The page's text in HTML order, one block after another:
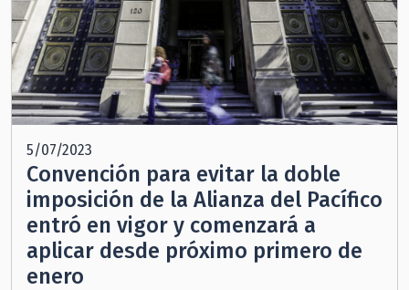
5/07/2023
Convención para evitar la doble
imposición de la Alianza del Pacífico
entró en vigor y comenzará a
aplicar desde próximo primero de
enero